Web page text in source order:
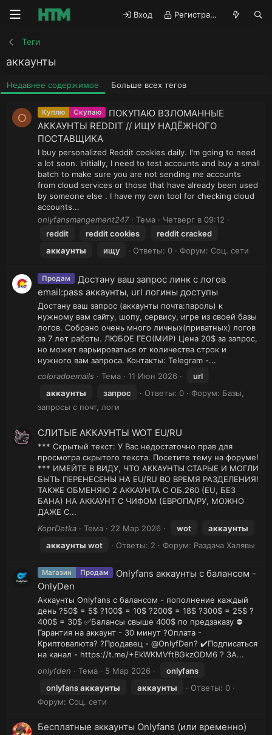
Вход Регистрация
Теги
аккаунты
Недавнее содержимое Больше всех тегов
O Куплю Скупаю
ПОКУПАЮ ВЗЛОМАННЫЕ
АККАУНТЫ REDDIT // ИЩУ НАДЁЖНОГО
ПОСТАВЩИКА
I buy personalized Reddit cookies daily. I'm going to need
a lot soon. Initially, I need to test accounts and buy a small
batch to make sure you are not sending me accounts
from cloud services or those that have already been used
by someone else . I have my own tool for checking cloud
accounts...
onlyfansmangement247
Тема
Четверг в 09:12
reddit
reddit cookies
reddit cracked
аккаунты
ищу Ответы: 0 Форум: Соц. сети
Продам
Достану ваш запрос линк с логов
email:pass аккаунты, url логины доступы
Достану ваш запрос (аккаунты почта:пароль) к
нужному вам сайту, шопу, сервису, игре из своей базы
логов. Собрано очень много личных(приватных) логов
за 7 лет работы. ЛЮБОЕ ГЕО(МИР) Цена 20$ за запрос,
но может варьироваться от количества строк и
нужного вам запроса. Контакты: Telegram -...
coloradoemails
Тема 11 Июн 2026
url
аккаунты
запрос Ответы: 0 Форум: Базы,
запросы с почт, логи
СЛИТЫЕ АККАУНТЫ WOT EU/RU
*** Скрытый текст: У Вас недостаточно прав для
просмотра скрытого текста. Посетите тему на форуме!
*** ИМЕЙТЕ В ВИДУ, ЧТО АККАУНТЫ СТАРЫЕ И МОГЛИ
БЫТЬ ПЕРЕНЕСЕНЫ НА EU/RU ВО ВРЕМЯ РАЗДЕЛЕНИЯ!
ТАКЖЕ ОБМЕНЯЮ 2 АККАУНТА С ОБ.260 (EU, БЕЗ
БАНА) НА АККАУНТ С ЧИФОМ (ЕВРОПА/РУ, МОЖНО
ДАЖЕ С...
KoprDetka
Тема 22 Мар 2026 wot
аккаунты
аккаунты wot Ответы: 2 Форум: Раздача Халявы
Магазин Продам
Onlyfans аккаунты с балансом -
OnlyDen
Аккаунты Onlyfans с балансом - пополнение каждый
день ?50$ = 5$ ?100$ = 10$ ?200$ = 18$ ?300$ = 25$ ?
400$ = 30$ ✅Балансы свыше 400$ по предзаказу ⛔
Гарантия на аккаунт - 30 минут ?Оплата -
Криптовалюта? ?Продавец - @OnlyfDen? ✔️Подписаться
на канал - https://t.me/+EkWKMVftBGkzODM6 ? ЗА...
onlyfden
Тема 5 Мар 2026
onlyfans
onlyfansаккаунты аккаунты
Ответы: 0
Форум: Соц. сети
Бесплатные аккаунты Onlyfans (или временно)